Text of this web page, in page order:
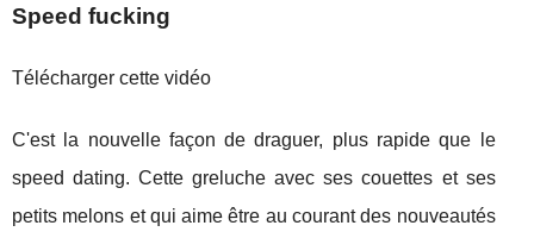
Speed fucking
Télécharger cette vidéo
C'est la nouvelle façon de draguer, plus rapide que le
speed dating. Cette greluche avec ses couettes et ses
petits melons et qui aime être au courant des nouveautés